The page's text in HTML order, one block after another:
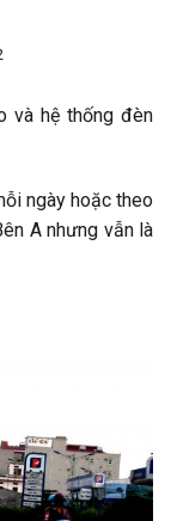
và hệ thống đèn
ngày hoặc theo
A nhưng vẫn là